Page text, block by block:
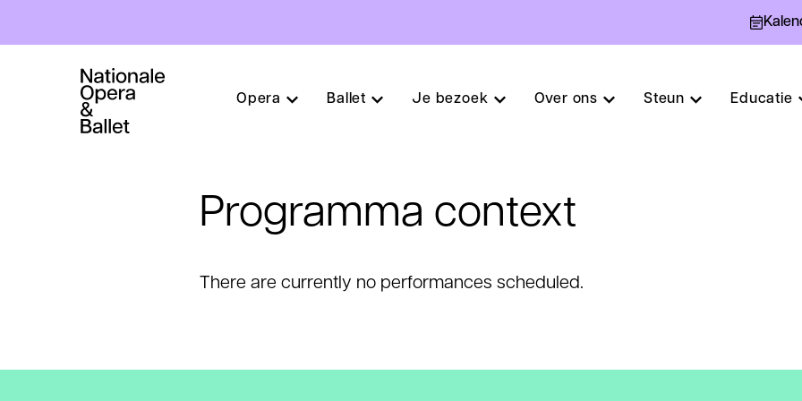
Opera Ballet Je bezoek Over ons Steun Educatie
Programma context
There are currently no performances scheduled.